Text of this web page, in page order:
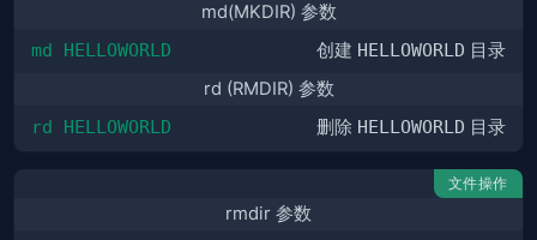
md(MKDIR) 参数
md HELLOWORLD 创建 HELLOWORLD 目录
rd (RMDIR) 参数
rd HELLOWORLD 删除 HELLOWORLD 目录
文件操作
rmdir 参数